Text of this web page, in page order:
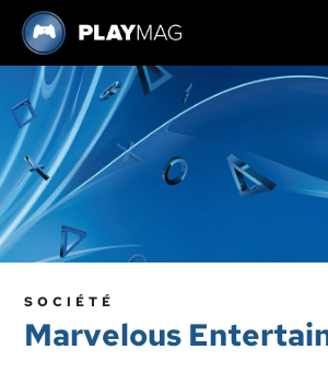
SOCIÉTÉ
Marvelous